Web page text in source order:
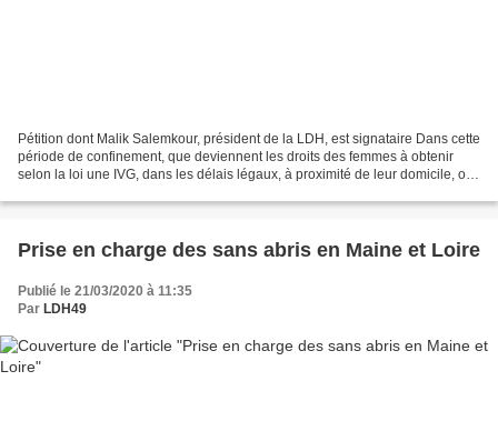
Pétition dont Malik Salemkour, président de la LDH, est signataire Dans cette
période de confinement, que deviennent les droits des femmes à obtenir
selon la loi une IVG, dans les délais légaux, à proximité de leur domicile, ou
Prise en charge des sans abris en Maine et Loire
Publié le 21/03/2020 à 11:35
Par LDH49